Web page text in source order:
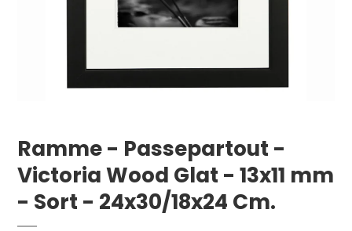
Ramme - Passepartout -
Victoria Wood Glat - 13x11 mm
- Sort - 24x30/18x24 Cm.